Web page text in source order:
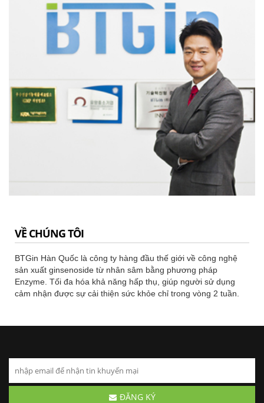
VỀ CHÚNG TÔI
BTGin Hàn Quốc là công ty hàng đầu thế giới về công nghệ
sản xuất ginsenoside từ nhân sâm bằng phương pháp
Enzyme. Tối đa hóa khả năng hấp thụ, giúp người sử dụng
cảm nhận được sự cải thiện sức khỏe chỉ trong vòng 2 tuần.
ĐĂNG KÝ